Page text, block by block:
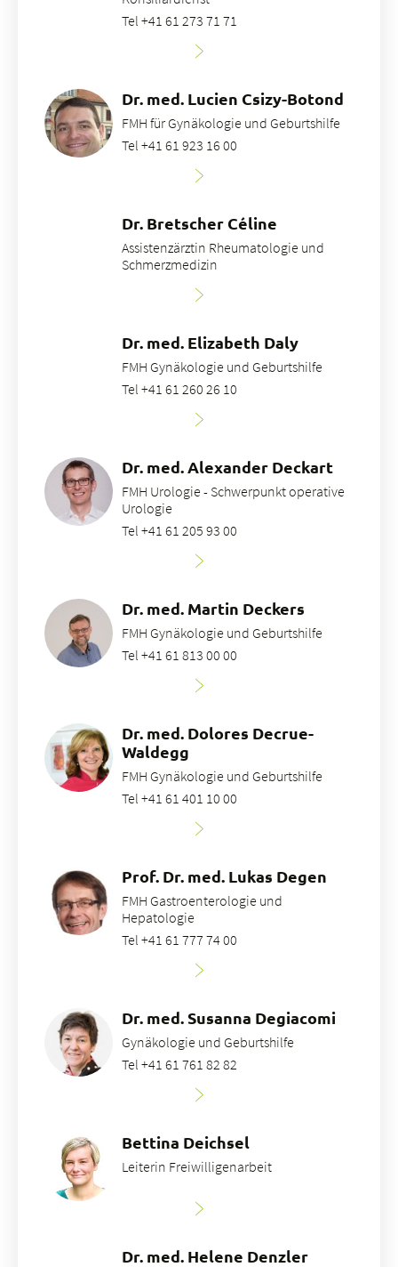
Tel +41 61 273 71 71
Dr. med. Lucien Csizy-Botond
FMH für Gynäkologie und Geburtshilfe
Tel +41 61 923 16 00
Dr. Bretscher Céline
Assistenzärztin Rheumatologie und
Schmerzmedizin
Dr. med. Elizabeth Daly
FMH Gynäkologie und Geburtshilfe
Tel +41 61 260 26 10
Dr. med. Alexander Deckart
FMH Urologie - Schwerpunkt operative
Urologie
Tel +41 61 205 93 00
Dr. med. Martin Deckers
FMH Gynäkologie und Geburtshilfe
Tel +41 61 813 00 00
Dr. med. Dolores Decrue-
Waldegg
FMH Gynäkologie und Geburtshilfe
Tel +41 61 401 10 00
Prof. Dr. med. Lukas Degen
FMH Gastroenterologie und
Hepatologie
Tel +41 61 777 74 00
Dr. med. Susanna Degiacomi
Gynäkologie und Geburtshilfe
Tel +41 61 761 82 82
Bettina Deichsel
Leiterin Freiwilligenarbeit
Dr. med. Helene Denzler